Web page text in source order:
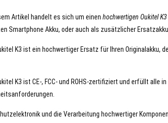
Artikel handelt es sich um einen hochwertigen Oukitel
Smartphone Akku, oder auch als zusätzlicher
K3 ist ein hochwertiger Ersatz für Ihren
K3 ist CE-, FCC- und ROHS-zertifiziert und erfüllt alle
und die Verarbeitung hochwertiger